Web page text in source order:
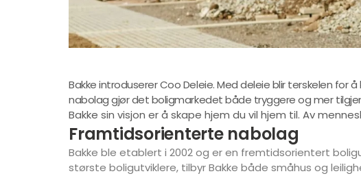
Bakke introduserer Coo Deleie. Med deleie blir terskelen
nabolag gjør det boligmarkedet både tryggere og mer
Bakke sin visjon er å skape hjem du vil hjem til. Av
Framtidsorienterte nabolag
Bakke ble etablert i 2002 og er en fremtidsorientert
største boligutviklere, tilbyr Bakke både småhus og